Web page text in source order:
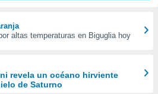
altas temperaturas en Biguglia hoy
revela un océano hirviente
de Saturno